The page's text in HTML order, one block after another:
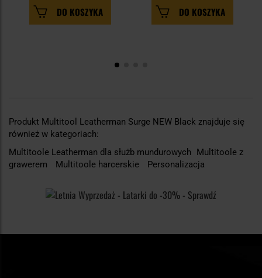
DO KOSZYKA DO KOSZYKA
Produkt Multitool Leatherman Surge NEW Black znajduje się
również w kategoriach:
Multitoole Leatherman dla służb mundurowych
Multitoole z
grawerem
Multitoole harcerskie Personalizacja